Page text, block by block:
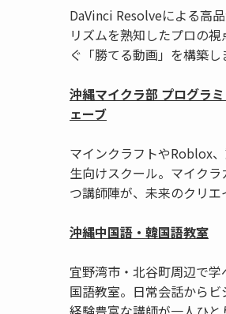
DaVinci Resolveによる高
リズムを熟知したプロの
ぐ「勝てる動画」を構築し
沖縄マイクラ部 プログラ
ェーブ
マインクラフトやRoblox
生向けスクール。マイク
つ講師陣が、未来のクリエ
沖縄中国語・韓国語教室
宜野湾市・北谷町周辺で
国語教室。日常会話からビ